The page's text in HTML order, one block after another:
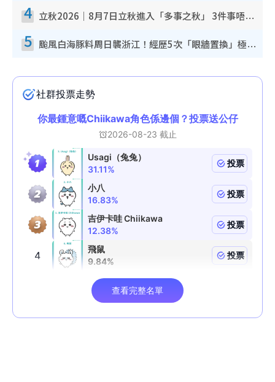
4 立秋2026｜8月7日立秋進入「多事之秋」 3件事唔做得！專家教6招開運 清枱頭／銀包納氣接好運
5 颱風白海豚料周日襲浙江！經歷5次「眼牆置換」極罕見 成登陸內地最長途颱風